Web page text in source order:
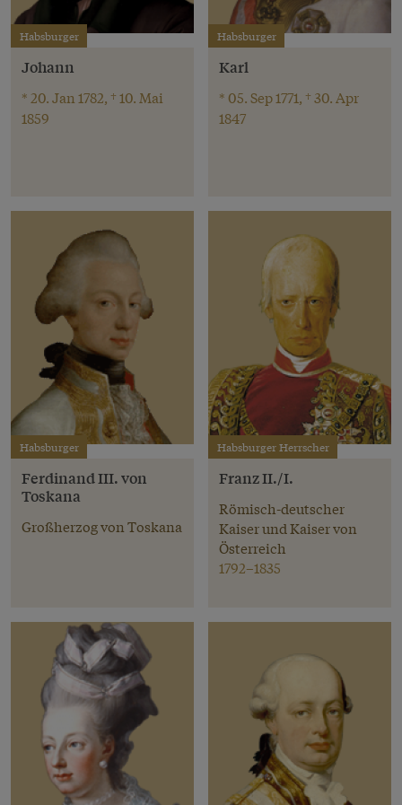
Habsburger
Johann
* 20. Jan 1782, † 10. Mai
1859
Habsburger
Karl
* 05. Sep 1771, † 30. Apr
1847
Habsburger
Ferdinand III. von
Toskana
Großherzog von Toskana
Habsburger Herrscher
Franz II./I.
Römisch-deutscher
Kaiser und Kaiser von
Österreich
1792–1835